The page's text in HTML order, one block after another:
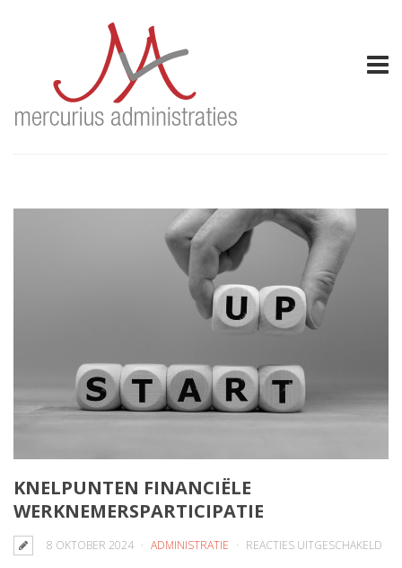
KNELPUNTEN FINANCIËLE
WERKNEMERSPARTICIPATIE
8 OKTOBER 2024 ADMINISTRATIE REACTIES UITGESCHAKELD